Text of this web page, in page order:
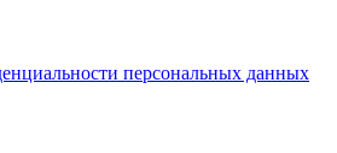
персональных данных